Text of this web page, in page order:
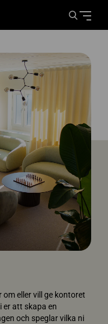
eller vill ge kontoret
er att skapa en
och speglar vilka ni